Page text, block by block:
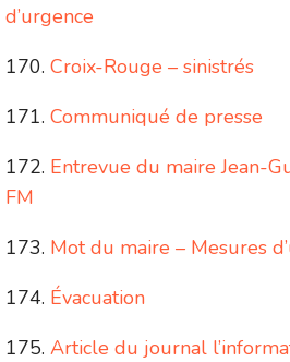
d’urgence
Croix-Rouge – sinistrés
Communiqué de presse
Entrevue du maire Jean-
FM
Mot du maire – Mesures
Évacuation
Article du journal